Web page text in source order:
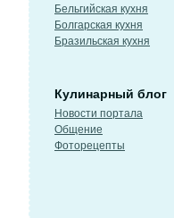
Бельгийская кухня
Болгарская кухня
Бразильская кухня
Кулинарный блог
Новости портала
Общение
Фоторецепты